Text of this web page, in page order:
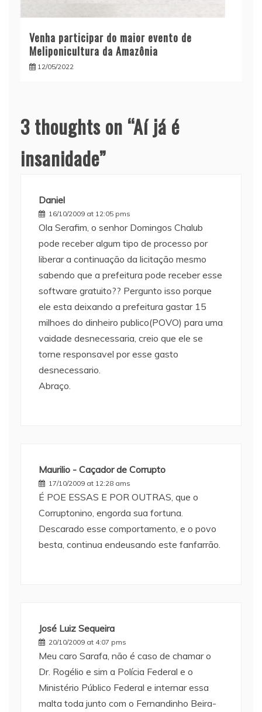
Venha participar do maior evento de
Meliponicultura da Amazônia
12/05/2022
3 thoughts on “Aí já é
insanidade”
Daniel
16/10/2009 at 12:05 pms
Ola Serafim, o senhor Domingos Chalub
pode receber algum tipo de processo por
liberar a continuação da licitação mesmo
sabendo que a prefeitura pode receber esse
software gratuito?? Pergunto isso porque
ele esta deixando a prefeitura gastar 15
milhoes do dinheiro publico(POVO) para uma
vaidade desnecessaria, creio que ele se
torne responsavel por esse gasto
desnecessario.
Abraço.
Maurilio - Caçador de Corrupto
17/10/2009 at 12:28 ams
É POE ESSAS E POR OUTRAS, que o
Corruptonino, engorda sua fortuna.
Descarado esse comportamento, e o povo
besta, continua endeusando este fanfarrão.
José Luiz Sequeira
20/10/2009 at 4:07 pms
Meu caro Sarafa, não é caso de chamar o
Dr. Rogélio e sim a Polícia Federal e o
Ministério Público Federal e internar essa
malta toda junto com o Fernandinho Beira-